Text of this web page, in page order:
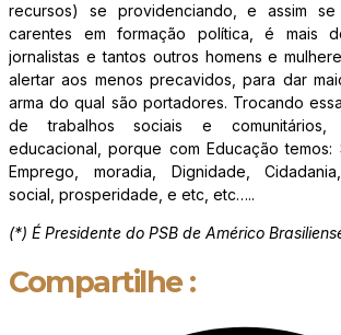
recursos) se providenciando, e assim se
carentes em formação política, é mais
jornalistas e tantos outros homens e
alertar aos menos precavidos, para dar
arma do qual são portadores. Trocando
de trabalhos sociais e comunitários,
educacional, porque com Educação temos:
Emprego, moradia, Dignidade,
social, prosperidade, e etc, etc…..
(*) É Presidente do PSB de Américo
Compartilhe :